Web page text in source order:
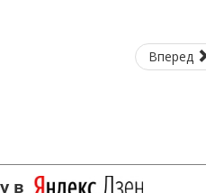
Вперед
в